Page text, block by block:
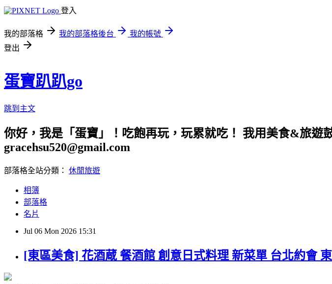
登入
我的部落格 我的部落格後台
我的帳號
登出
蛋寶趴趴go
跳到主文
你好，我是「蛋寶」！吃飽再玩，玩累就吃！ 我用美食&旅遊
gracehsu520@gmail.com
部落格全站分類： 休閒旅遊
相簿
部落格
名片
Jul 06 Mon 2026 15:31
[東區美食] 花酒蔵 餐酒館 創意日式料理 新菜單 台北約會